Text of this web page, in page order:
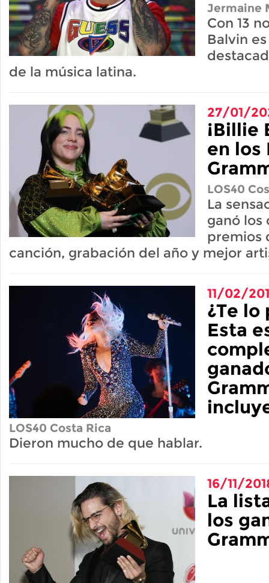
Jermaine
Con 13
Balvin
de la música latina.
27/01/
¡Billie
en los
LOS40
La
ganó los
premios
canción, grabación del año y mejor
11/02/
¿Te lo
Esta
LOS40 Costa Rica
Dieron mucho de que hablar.
16/11/
La
los